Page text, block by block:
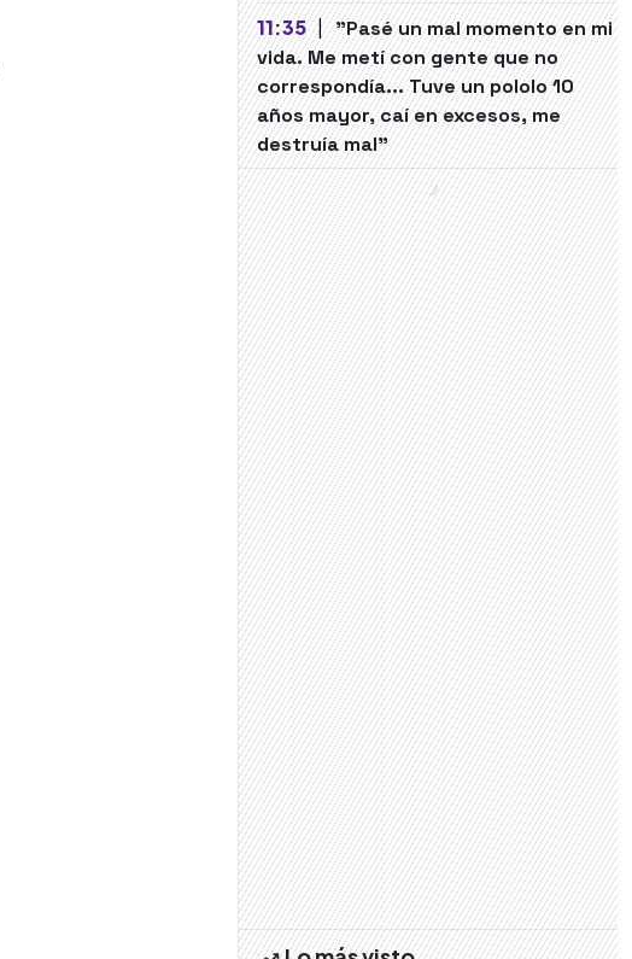
11:35 | "Pasé un mal momento en mi
vida. Me metí con gente que no
correspondía... Tuve un pololo 10
años mayor, caí en excesos, me
destruía mal"